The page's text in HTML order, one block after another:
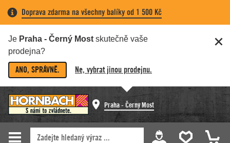
Doprava zdarma na všechny balíky od 1 500 Kč
Je Praha - Černý Most skutečně vaše
prodejna?
ANO, SPRÁVNĚ. Ne, vybrat jinou prodejnu.
Praha - Černý Most